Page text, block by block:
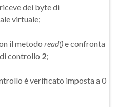
dei byte di
virtuale;
il metodo read()e confronta
controllo 2;
è verificato imposta a 0